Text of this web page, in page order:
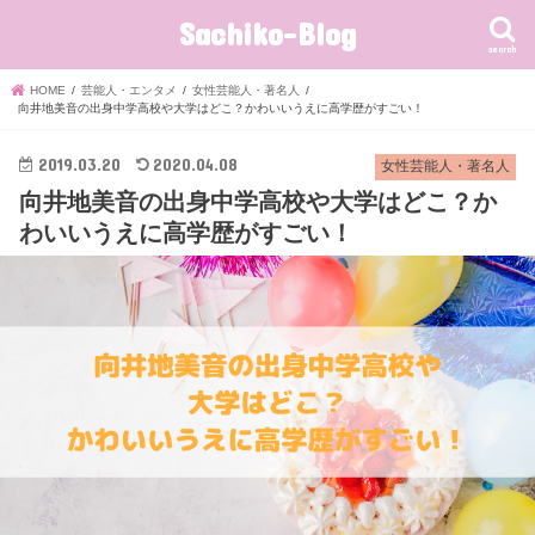
Sachiko-Blog search
HOME 芸能人・エンタメ
女性芸能人・著名人
向井地美音の出身中学高校や大学はどこ？かわいいうえに高学歴がすごい！
女性芸能人・著名人
2019.03.20 2020.04.08
向井地美音の出身中学高校や大学はどこ？か
わいいうえに高学歴がすごい！